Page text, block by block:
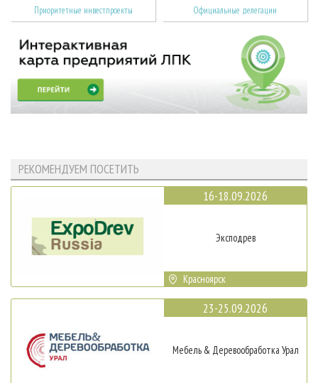
Приоритетные инвестпроекты Официальные делегации
РЕКОМЕНДУЕМ ПОСЕТИТЬ
16-18.09.2026
Эксподрев
Красноярск
23-25.09.2026
Мебель & Деревообработка Урал